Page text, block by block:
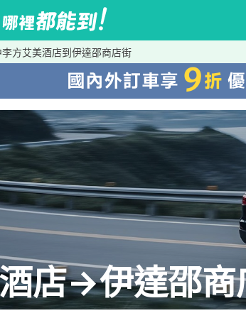
李方艾美酒店到伊達邵商店街
店→伊達邵